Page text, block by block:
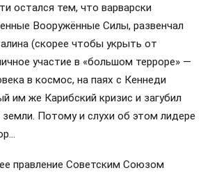
остался тем, что варварски
Вооружённые Силы, развенчал
(скорее чтобы укрыть от
участие в «большом терроре» —
в космос, на паях с Кеннеди
им же Карибский кризис и загубил
Потому и слухи об этом лидере
правление Советским Союзом